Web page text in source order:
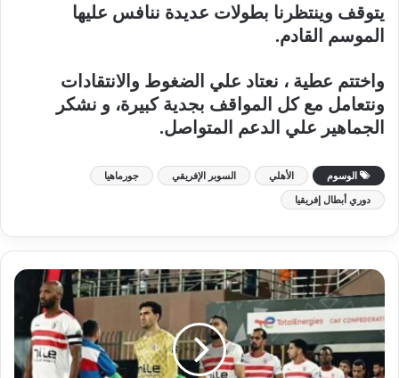
يتوقف وينتظرنا بطولات عديدة ننافس عليها
الموسم القادم.
واختتم عطية ، نعتاد علي الضغوط والانتقادات
ونتعامل مع كل المواقف بجدية كبيرة، و نشكر
الجماهير علي الدعم المتواصل.
الوسوم الأهلي السوبر الإفريقي جورماهيا
دوري أبطال إفريقيا